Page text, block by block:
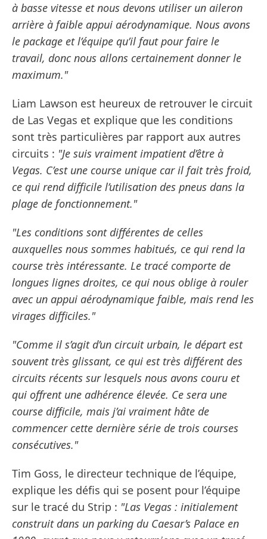
à basse vitesse et nous devons utiliser un aileron
arrière à faible appui aérodynamique. Nous avons
le package et l’équipe qu’il faut pour faire le
travail, donc nous allons certainement donner le
maximum."
Liam Lawson est heureux de retrouver le circuit
de Las Vegas et explique que les conditions
sont très particulières par rapport aux autres
circuits : "Je suis vraiment impatient d’être à
Vegas. C’est une course unique car il fait très froid,
ce qui rend difficile l’utilisation des pneus dans la
plage de fonctionnement."
"Les conditions sont différentes de celles
auxquelles nous sommes habitués, ce qui rend la
course très intéressante. Le tracé comporte de
longues lignes droites, ce qui nous oblige à rouler
avec un appui aérodynamique faible, mais rend les
virages difficiles."
"Comme il s’agit d’un circuit urbain, le départ est
souvent très glissant, ce qui est très différent des
circuits récents sur lesquels nous avons couru et
qui offrent une adhérence élevée. Ce sera une
course difficile, mais j’ai vraiment hâte de
commencer cette dernière série de trois courses
consécutives."
Tim Goss, le directeur technique de l’équipe,
explique les défis qui se posent pour l’équipe
sur le tracé du Strip : "Las Vegas : initialement
construit dans un parking du Caesar’s Palace en